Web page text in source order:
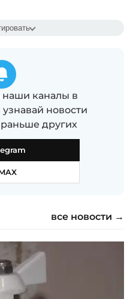
каналы в
новости
других
все новости →